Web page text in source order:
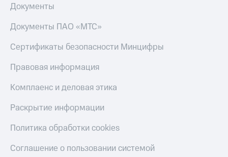
Документы
Документы ПАО «МТС»
Сертификаты безопасности Минцифры
Правовая информация
Комплаенс и деловая этика
Раскрытие информации
Политика обработки cookies
Соглашение о пользовании системой